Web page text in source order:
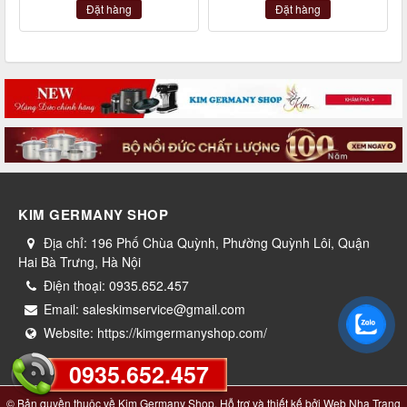
Đặt hàng Đặt hàng
KIM GERMANY SHOP
Địa chỉ: 196 Phố Chùa Quỳnh, Phường Quỳnh Lôi, Quận
Hai Bà Trưng, Hà Nội
Điện thoại: 0935.652.457
Email: saleskimservice@gmail.com
Website: https://kimgermanyshop.com/
© Bản quyền thuộc về Kim Germany Shop. Hỗ trợ và thiết kế bởi Web Nha Trang
0935.652.457